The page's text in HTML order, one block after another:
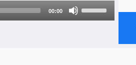
00:00